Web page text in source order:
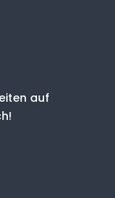
auf